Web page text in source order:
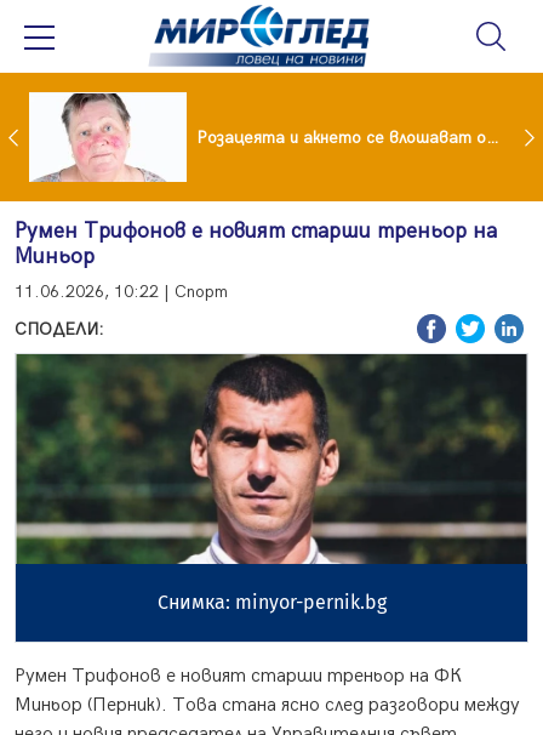
Симона Пейчева отиде на море след убийството на Владо Загатото, скарала се с него за пари Розацеята и акнето се влошават от слънцето
Румен Трифонов е новият старши треньор на
Миньор
11.06.2026, 10:22 | Спорт
СПОДЕЛИ:
Снимка: minyor-pernik.bg
Румен Трифонов е новият старши треньор на ФК
Миньор (Перник). Това стана ясно след разговори между